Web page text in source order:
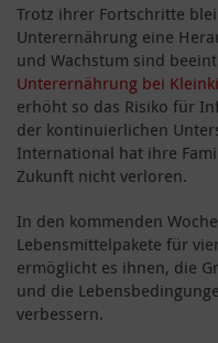
Trotz ihrer Fortschritte
Unterernährung eine
und Wachstum sind
Unterernährung bei
erhöht so das Risiko für
der kontinuierlichen
International hat ihre
Zukunft nicht verloren.
In den kommenden
Lebensmittelpakete für
ermöglicht es ihnen, die
und die
verbessern.